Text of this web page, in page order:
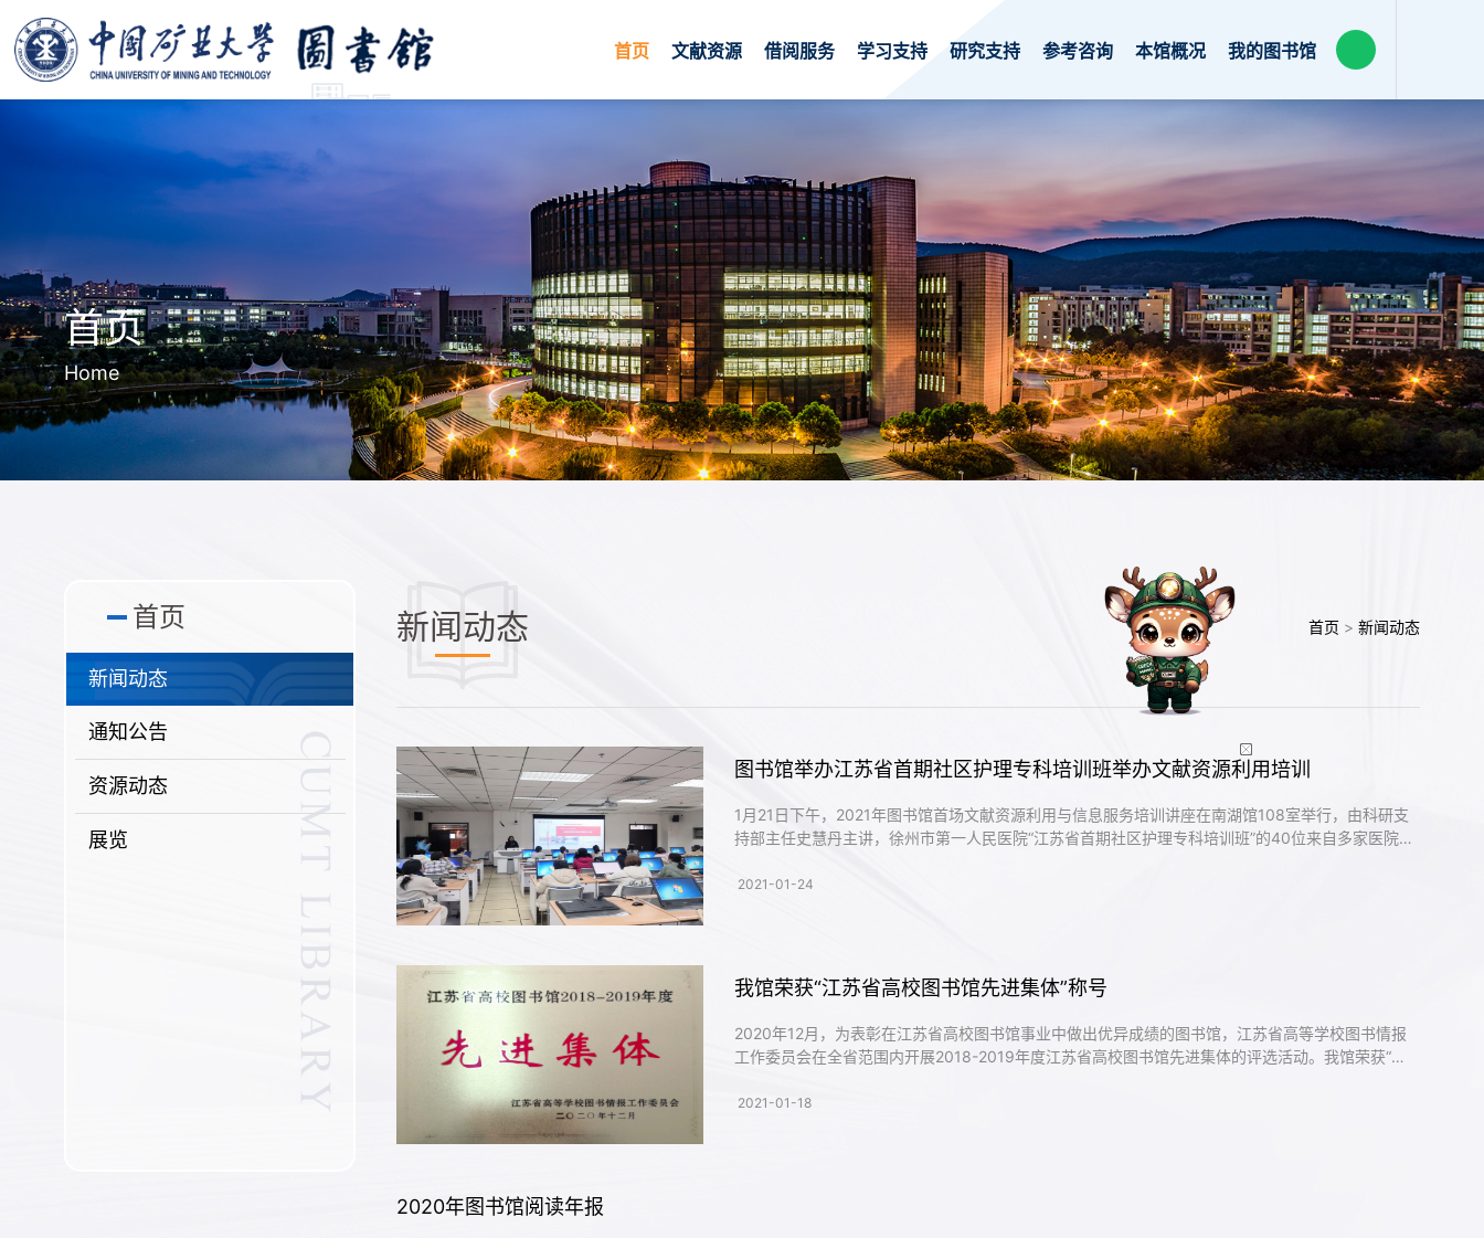
首页 文献资源 借阅服务 学习支持 研究支持 参考咨询 本馆概况 我的图书馆
首页
Home
首页
新闻动态
通知公告
资源动态
展览
新闻动态 首页 > 新闻动态
图书馆举办江苏省首期社区护理专科培训班举办文献资源利用培训
1月21日下午，2021年图书馆首场文献资源利用与信息服务培训讲座在南湖馆108室举行，由科研支
持部主任史慧丹主讲，徐州市第一人民医院“江苏省首期社区护理专科培训班”的40位来自多家医院的
2021-01-24
我馆荣获“江苏省高校图书馆先进集体”称号
2020年12月，为表彰在江苏省高校图书馆事业中做出优异成绩的图书馆，江苏省高等学校图书情报
工作委员会在全省范围内开展2018-2019年度江苏省高校图书馆先进集体的评选活动。我馆荣获“江
2021-01-18
2020年图书馆阅读年报